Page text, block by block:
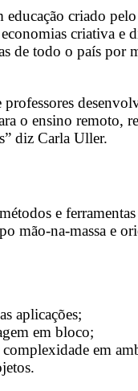
criado
criativa e
de todo o país
o ensino
diz Carla Uller.
e
mão-na-massa e
aplicações;
em bloco;
em